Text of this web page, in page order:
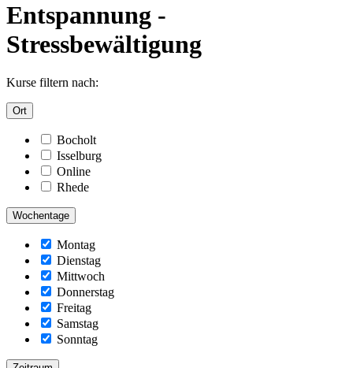
Entspannung -
Stressbewältigung
Kurse filtern nach:
Ort
Bocholt
Isselburg
Online
Rhede
Wochentage
Montag
Dienstag
Mittwoch
Donnerstag
Freitag
Samstag
Sonntag